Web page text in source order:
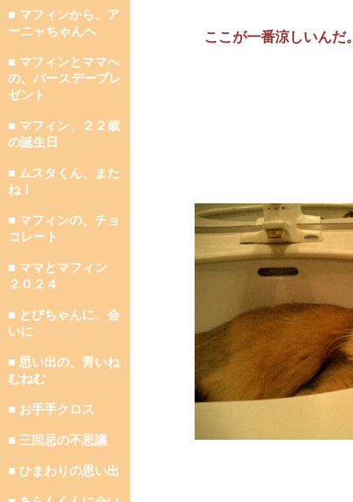
■ マフィンから、ア
ーニャちゃんへ
■ マフィンとママへ
の、バースデープレ
ゼント
■ マフィン、２２歳
の誕生日
■ ムスタくん、また
ね！
■ マフィンの、チョ
コレート
■ ママとマフィン
２０２４
■ とびちゃんに、会
いに
■ 思い出の、青いね
むねむ
■ お手手クロス
■ 三回忌の不思議
■ ひまわりの思い出
ここが一番涼しいんだ